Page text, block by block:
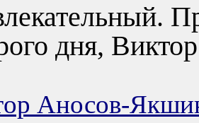
дня,
Аносов-